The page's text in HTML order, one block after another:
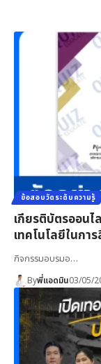
ข้อสอบวัดระดับความรู้
เกียรติบัตรออนไ
เทคโนโลยีในกา
กิจกรรมอบรมอ…
Byพี่แอดมิน03/05/